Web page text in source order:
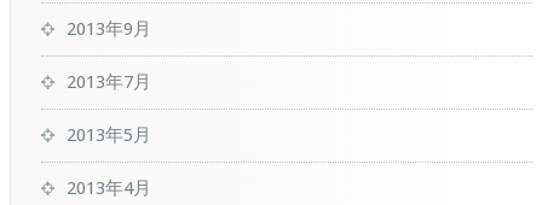
2013年9月
2013年7月
2013年5月
2013年4月